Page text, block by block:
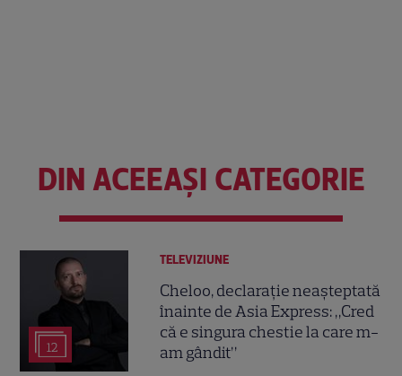
DIN ACEEAȘI CATEGORIE
12
TELEVIZIUNE
Cheloo, declarație neașteptată
înainte de Asia Express: „Cred
că e singura chestie la care m-
am gândit”